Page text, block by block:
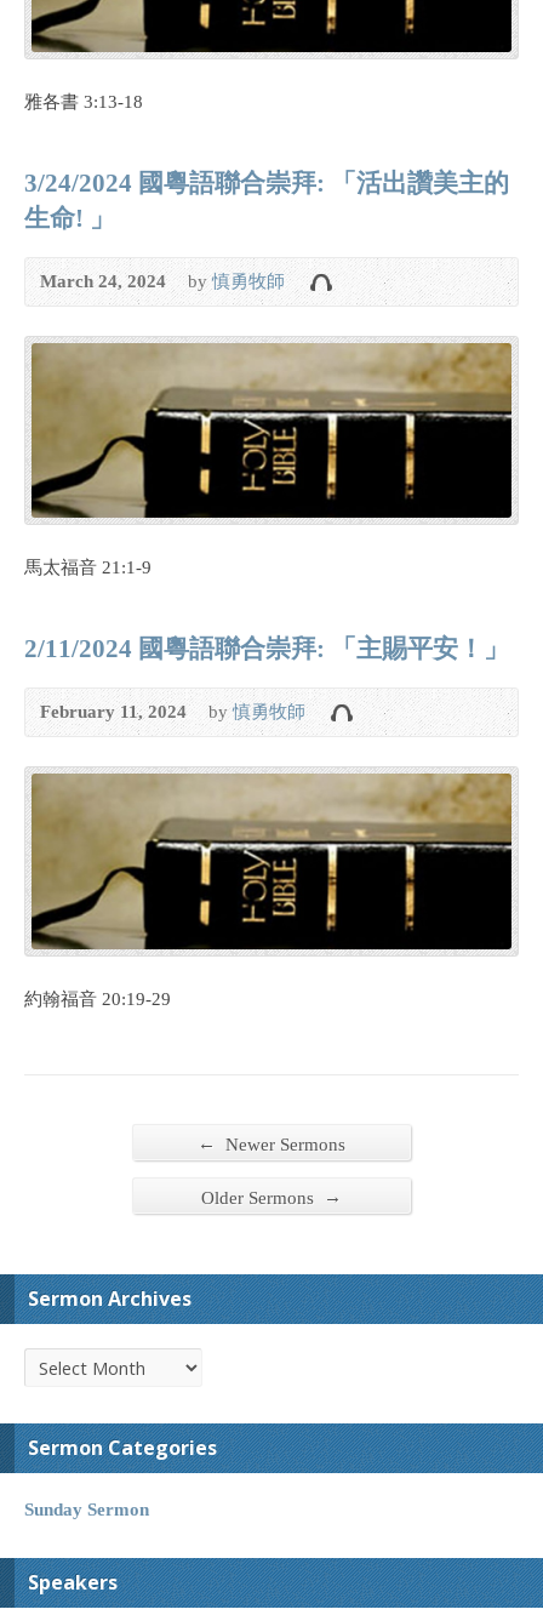
雅各書 3:13-18
3/24/2024 國粵語聯合崇拜: 「活出讚美主的
生命! 」
March 24, 2024 by慎勇牧師
馬太福音 21:1-9
2/11/2024 國粵語聯合崇拜: 「主賜平安！」
February 11, 2024 by慎勇牧師
約翰福音 20:19-29
← Newer Sermons
Older Sermons →
Sermon Archives
Sermon Categories
Sunday Sermon
Speakers